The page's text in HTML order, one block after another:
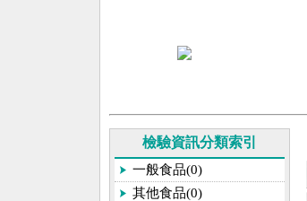
檢驗資訊分類索引
一般食品(0)
其他食品(0)